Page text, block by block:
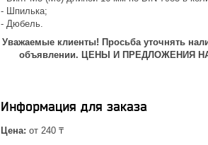
- Шпилька;
- Дюбель.
Уважаемые клиенты! Просьба уточнять
объявлении. ЦЕНЫ И ПРЕДЛОЖЕНИЯ
Информация для заказа
Цена: от 240 ₸